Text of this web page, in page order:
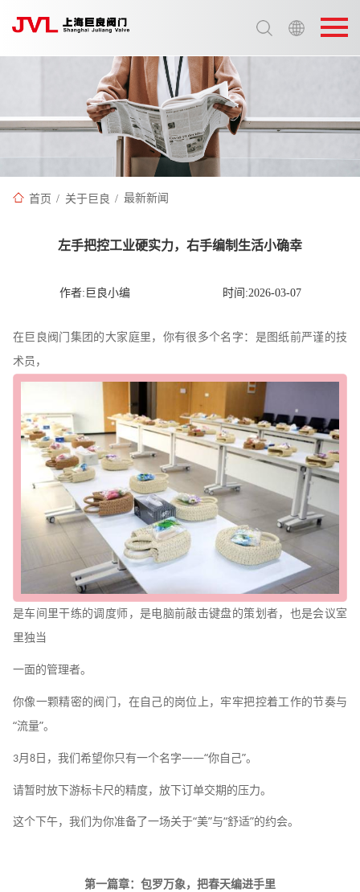
选择语言:
中文 / Chinese
英语 / English
首页 / 关于巨良 / 最新新闻
左手把控工业硬实力，右手编制生活小确幸
作者:巨良小编 时间:2026-03-07
在巨良阀门集团的大家庭里，你有很多个名字：是图纸前严谨的技
术员，
是车间里干练的调度师， 是电脑前敲击键盘的策划者，也是会议室
里独当
一面的管理者。
你像一颗精密的阀门，在自己的岗位上，牢牢把控着工作的节奏与
“流量”。
3月8日，我们希望你只有一个名字——“你自己”。
请暂时放下游标卡尺的精度，放下订单交期的压力。
这个下午，我们为你准备了一场关于“美”与“舒适”的约会。
第一篇章：包罗万象，把春天编进手里